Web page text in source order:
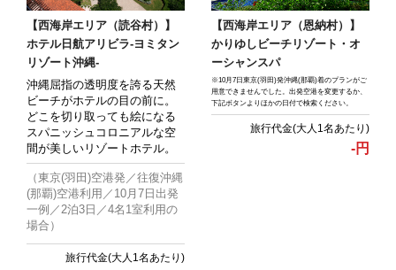
【西海岸エリア（読谷村）】
ホテル日航アリビラ-ヨミタン
リゾート沖縄-
沖縄屈指の透明度を誇る天然
ビーチがホテルの目の前に。
どこを切り取っても絵になる
スパニッシュコロニアルな空
間が美しいリゾートホテル。
（東京(羽田)空港発／往復沖縄
(那覇)空港利用／10月7日出発
一例／2泊3日／4名1室利用の
場合）
【西海岸エリア（恩納村）】
かりゆしビーチリゾート・オ
ーシャンスパ
-円
※10月7日東京(羽田)発沖縄(那覇)着のプランがご
用意できませんでした。出発空港を変更するか、
下記ボタンよりほかの日付で検索ください。